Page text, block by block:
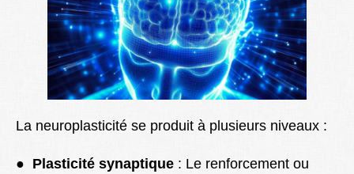
La neuroplasticité se produit à plusieurs niveaux :
● Plasticité synaptique : Le renforcement ou